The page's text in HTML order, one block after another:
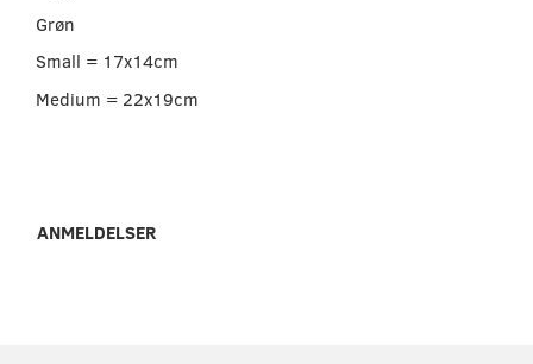
Grøn
Small = 17x14cm
Medium = 22x19cm
ANMELDELSER